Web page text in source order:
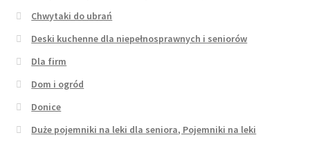
Chwytaki do ubrań
Deski kuchenne dla niepełnosprawnych i seniorów
Dla firm
Dom i ogród
Donice
Duże pojemniki na leki dla seniora, Pojemniki na leki